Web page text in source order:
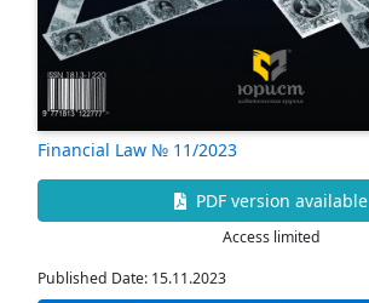
Financial Law № 11/2023
PDF version available
Access limited
Published Date: 15.11.2023